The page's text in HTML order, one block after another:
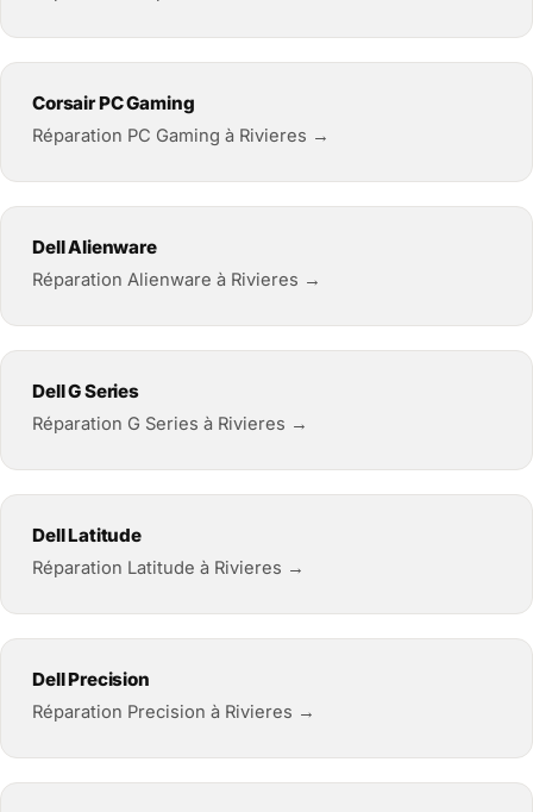
Corsair PC Gaming
Réparation PC Gaming à Rivieres →
Dell Alienware
Réparation Alienware à Rivieres →
Dell G Series
Réparation G Series à Rivieres →
Dell Latitude
Réparation Latitude à Rivieres →
Dell Precision
Réparation Precision à Rivieres →